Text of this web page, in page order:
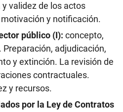
validez de los actos
y notificación.
público (I): concepto,
adjudicación,
y extinción. La revisión de
contractuales.
y recursos.
por la Ley de Contratos